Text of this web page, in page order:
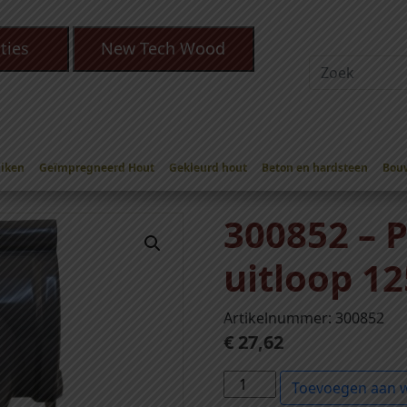
New Tech Wood
Geïmpregneerd Hout Gekleurd hout Beton en hardsteen
/Pvc mastgoot uitloop 125mm rubber/ 300852 – Pvc mastgoot
300852 –
uitloop
Artikelnummer: 300852
€ 27,62
0
Toevoegen aan